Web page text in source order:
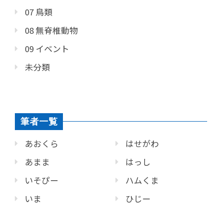
07 鳥類
08 無脊椎動物
09 イベント
未分類
筆者一覧
あおくら
あまま
いそぴー
いま
はせがわ
はっし
ハムくま
ひじー